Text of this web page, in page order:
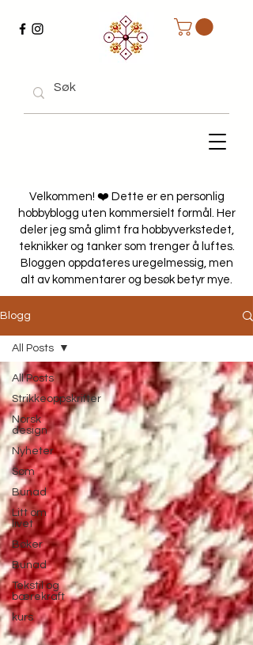
Velkommen! ❤️ Dette er en personlig
hobbyblogg uten kommersielt formål. Her
deler jeg små glimt fra hobbyverkstedet,
teknikker og tanker som trenger å luftes.
Bloggen oppdateres uregelmessig, men
alt av kommentarer og besøk betyr mye.
Blogg
All Posts
Strikkeoppskrifter
Norsk
design
Nyheter
Søm
Bunad
Litt om
livet
Bøker
Bunad
Tekstil og
bærekraft
kurs
All Posts